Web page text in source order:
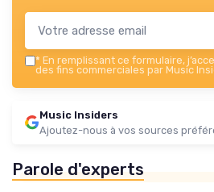
* En remplissant ce formulaire,
des fins commerciales par Music
Music Insiders
Ajoutez-nous à vos sources
Parole d'experts